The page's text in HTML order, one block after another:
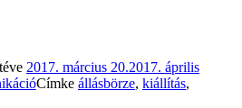
2017. március 20.2017. április
Címke állásbörze, kiállítás,